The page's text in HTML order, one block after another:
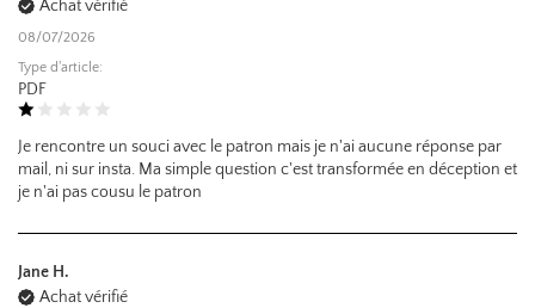
Achat vérifié
08/07/2026
Type d'article:
PDF
Je rencontre un souci avec le patron mais je n'ai aucune réponse par
mail, ni sur insta. Ma simple question c'est transformée en déception et
je n'ai pas cousu le patron
Jane H.
Achat vérifié